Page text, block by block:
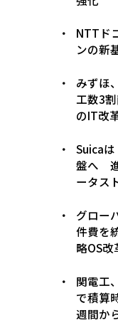
NTTド
ンの新
みずほ
工数3
のIT改
Suica
盤へ
ータス
グロー
件費を
略OS改
関電工
で積算
週間か